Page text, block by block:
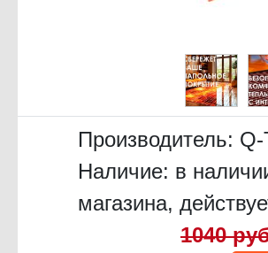
Производитель:
Наличие: в
магазина,
1040